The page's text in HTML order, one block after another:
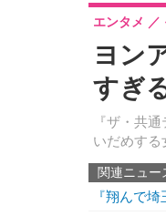
ヨン
すぎ
『ザ・共
いだめする
エンタメ
関連ニュー
『翔んで